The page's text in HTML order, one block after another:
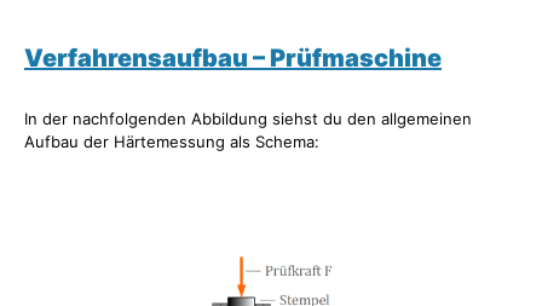
Verfahrensaufbau – Prüfmaschine
In der nachfolgenden Abbildung siehst du den allgemeinen
Aufbau der Härtemessung als Schema: